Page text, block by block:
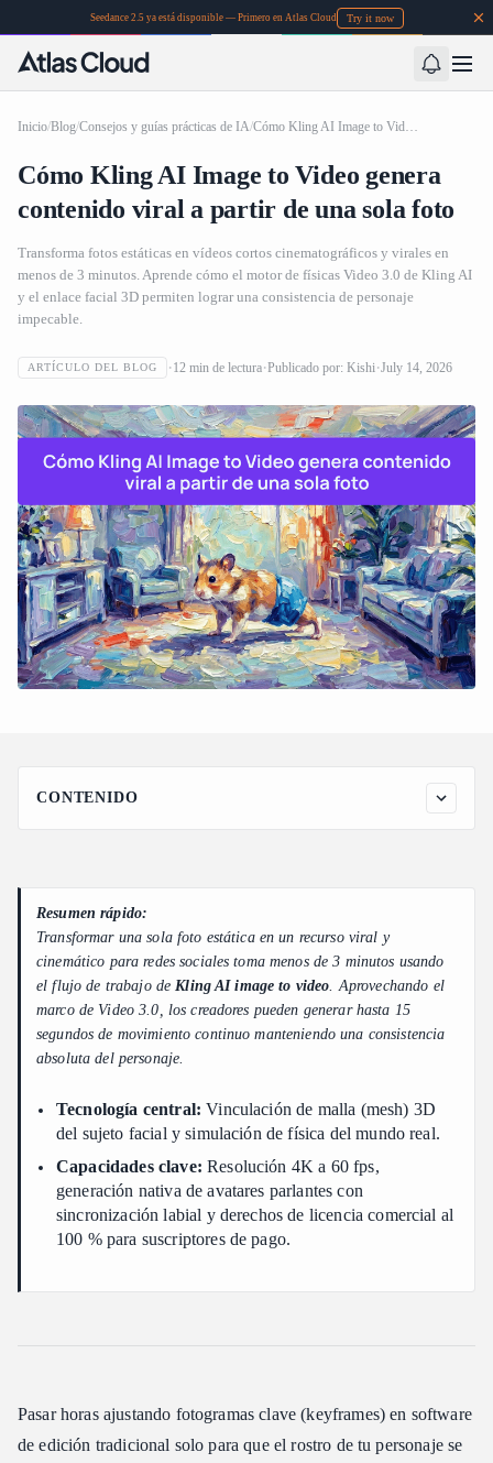
Seedance 2.5 ya está disponible — Primero en Atlas Cloud Try it now
Inicio/Blog/Consejos y guías prácticas de IA/ Cómo Kling AI Image to Video genera contenido viral a partir de una sola foto
Cómo Kling AI Image to Video genera
contenido viral a partir de una sola foto
Transforma fotos estáticas en vídeos cortos cinematográficos y virales en
menos de 3 minutos. Aprende cómo el motor de físicas Video 3.0 de Kling AI
y el enlace facial 3D permiten lograr una consistencia de personaje
impecable.
ARTÍCULO DEL BLOG 12 min de lectura Publicado por: Kishi July 14, 2026
CONTENIDO
La mecánica de la viralidad: por qué Kling AI Image to Video
Precisión arquitectónica y física del mundo real
Desglose de capacidades: generación continua extendida
Domina el control de movimiento de Kling AI: bloqueando la
Tecnología avanzada de vinculación de sujetos faciales
Rendimiento de estabilidad de identidad bajo estrés
Guía paso a paso para transformar tu primera foto en una
secuencia cinemática
Paso 1: Sube tu activo base
Paso 2: Configura tu motor de generación
Paso 3: Estructura tus prompts de cámara
labial perfecta para avatares parlantes
Judy Hopps (Zootopia)
Monetización de contenido: ¿Puedes usar Kling AI Image to
Resumen rápido:
Transformar una sola foto estática en un recurso viral y
cinemático para redes sociales toma menos de 3 minutos usando
el flujo de trabajo de Kling AI image to video . Aprovechando el
marco de Video 3.0, los creadores pueden generar hasta 15
segundos de movimiento continuo manteniendo una consistencia
absoluta del personaje.
Tecnología central: Vinculación de malla (mesh) 3D
del sujeto facial y simulación de física del mundo real.
Capacidades clave: Resolución 4K a 60 fps,
generación nativa de avatares parlantes con
sincronización labial y derechos de licencia comercial al
100 % para suscriptores de pago.
Pasar horas ajustando fotogramas clave (keyframes) en software
de edición tradicional solo para que el rostro de tu personaje se